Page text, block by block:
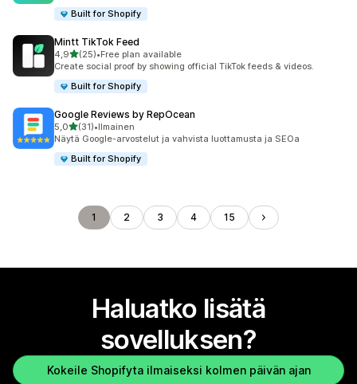
Built for Shopify
Mintt TikTok Feed
4,9/ 5 tähteä
(25)
25 arvostelua yhteensä
•Free plan available
Create social proof by showing official TikTok feeds & videos.
Built for Shopify
Google Reviews by RepOcean
5,0/ 5 tähteä
(31)
31 arvostelua yhteensä
•Ilmainen
Näytä Google-arvostelut ja vahvista luottamusta ja SEOa
Built for Shopify
1 2 3 4 15
Haluatko lisätä
sovelluksen?
Kokeile Shopifyta ilmaiseksi kolmen päivän ajan